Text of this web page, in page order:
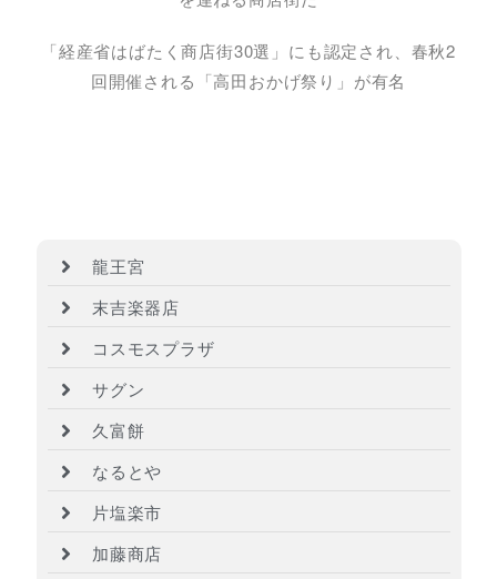
「経産省はばたく商店街30選」にも認定され、春秋2
回開催される「高田おかげ祭り」が有名
龍王宮
末吉楽器店
コスモスプラザ
サグン
久富餅
なるとや
片塩楽市
加藤商店